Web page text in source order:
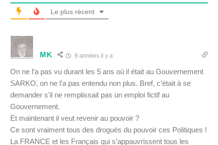
Le plus récent
MK 9 années il y a
On ne l’a pas vu durant les 5 ans où il était au Gouvernement
SARKO, on ne l’a pas entendu non plus. Bref, c’était à se
demander s’il ne remplissait pas un emploi fictif au
Gouvernement.
Et maintenant il veut revenir au pouvoir ?
Ce sont vraiment tous des drogués du pouvoir ces Politiques !
La FRANCE et les Français qui s’appauvrissent tous les